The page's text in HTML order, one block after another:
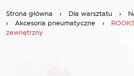
Strona główna › Dla warsztatu ›
›
Akcesoria pneumatyczne ›
zewnętrzny